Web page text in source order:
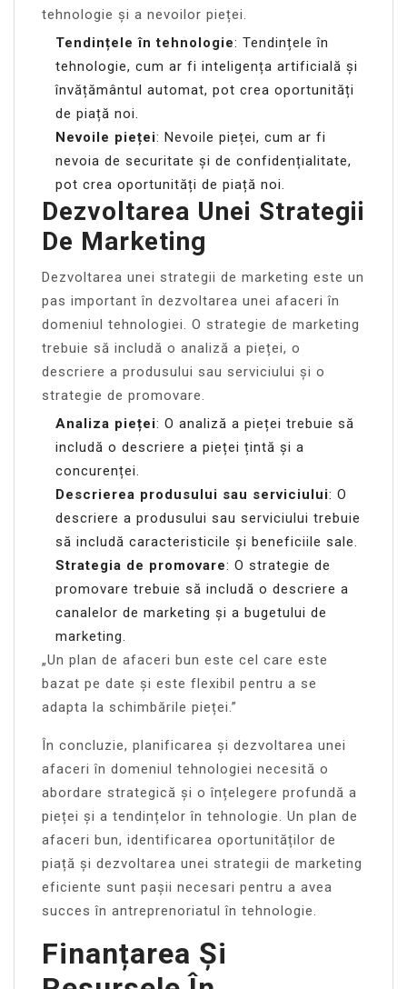
tehnologie și a nevoilor pieței.
Tendințele în tehnologie: Tendințele în
tehnologie, cum ar fi inteligența artificială și
învățământul automat, pot crea oportunități
de piață noi.
Nevoile pieței: Nevoile pieței, cum ar fi
nevoia de securitate și de confidențialitate,
pot crea oportunități de piață noi.
Dezvoltarea Unei Strategii
De Marketing
Dezvoltarea unei strategii de marketing este un
pas important în dezvoltarea unei afaceri în
domeniul tehnologiei. O strategie de marketing
trebuie să includă o analiză a pieței, o
descriere a produsului sau serviciului și o
strategie de promovare.
Analiza pieței: O analiză a pieței trebuie să
includă o descriere a pieței țintă și a
concurenței.
Descrierea produsului sau serviciului: O
descriere a produsului sau serviciului trebuie
să includă caracteristicile și beneficiile sale.
Strategia de promovare: O strategie de
promovare trebuie să includă o descriere a
canalelor de marketing și a bugetului de
marketing.
„Un plan de afaceri bun este cel care este
bazat pe date și este flexibil pentru a se
adapta la schimbările pieței.”
În concluzie, planificarea și dezvoltarea unei
afaceri în domeniul tehnologiei necesită o
abordare strategică și o înțelegere profundă a
pieței și a tendințelor în tehnologie. Un plan de
afaceri bun, identificarea oportunităților de
piață și dezvoltarea unei strategii de marketing
eficiente sunt pașii necesari pentru a avea
succes în antreprenoriatul în tehnologie.
Finanțarea Și